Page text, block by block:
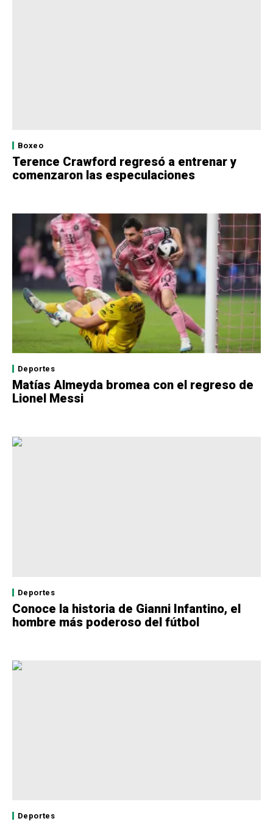
Boxeo
Terence Crawford regresó a entrenar y
comenzaron las especulaciones
Deportes
Matías Almeyda bromea con el regreso de
Lionel Messi
Deportes
Conoce la historia de Gianni Infantino, el
hombre más poderoso del fútbol
Deportes